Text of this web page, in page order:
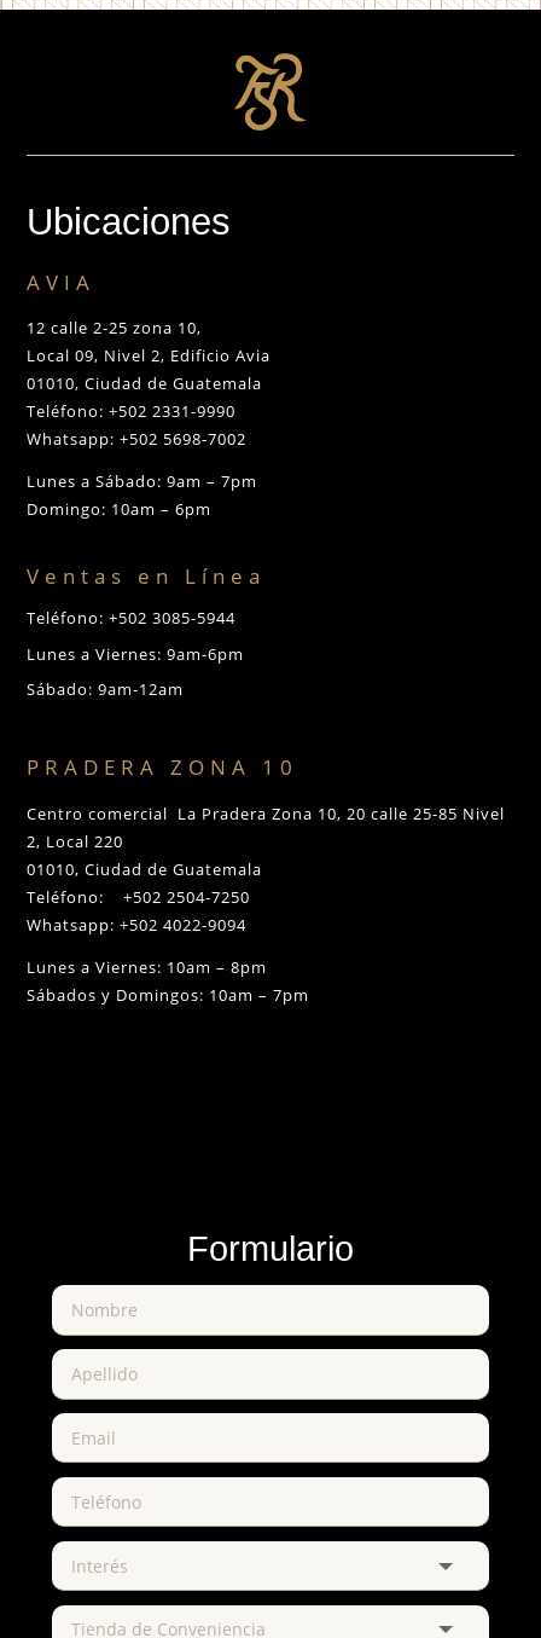
Ubicaciones
AVIA
12 calle 2-25 zona 10,
Local 09, Nivel 2, Edificio Avia
01010, Ciudad de Guatemala
Teléfono: +502 2331-9990
Whatsapp: +502 5698-7002
Lunes a Sábado: 9am – 7pm
Domingo: 10am – 6pm
Ventas en Línea
Teléfono: +502 3085-5944
Lunes a Viernes: 9am-6pm
Sábado: 9am-12am
PRADERA ZONA 10
Centro comercial La Pradera Zona 10, 20 calle 25-85 Nivel
2, Local 220
01010, Ciudad de Guatemala
Teléfono: +502 2504-7250
Whatsapp: +502 4022-9094
Lunes a Viernes: 10am – 8pm
Sábados y Domingos: 10am – 7pm
Formulario